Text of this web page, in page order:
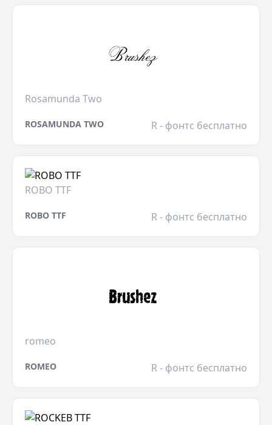
Rosamunda Two
ROSAMUNDA TWO R - фонтс бесплатно
ROBO TTF
ROBO TTF R - фонтс бесплатно
romeo
ROMEO R - фонтс бесплатно